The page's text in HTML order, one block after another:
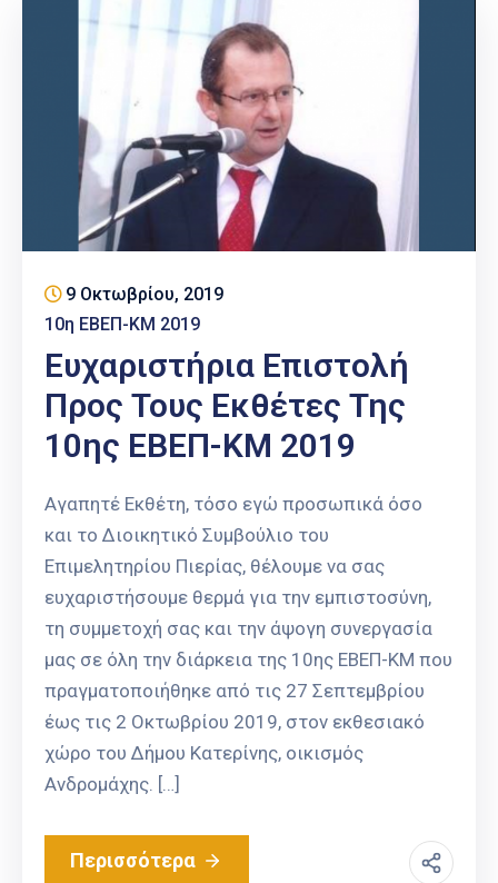
9 Οκτωβρίου, 2019
10η ΕΒΕΠ-ΚΜ 2019
Ευχαριστήρια Επιστολή
Προς Τους Εκθέτες Της
10ης ΕΒΕΠ-ΚΜ 2019
Αγαπητέ Εκθέτη, τόσο εγώ προσωπικά όσο
και το Διοικητικό Συμβούλιο του
Επιμελητηρίου Πιερίας, θέλουμε να σας
ευχαριστήσουμε θερμά για την εμπιστοσύνη,
τη συμμετοχή σας και την άψογη συνεργασία
μας σε όλη την διάρκεια της 10ης ΕΒΕΠ-ΚΜ που
πραγματοποιήθηκε από τις 27 Σεπτεμβρίου
έως τις 2 Οκτωβρίου 2019, στον εκθεσιακό
χώρο του Δήμου Κατερίνης, οικισμός
Ανδρομάχης. […]
Περισσότερα